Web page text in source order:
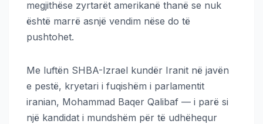
megjithëse zyrtarët amerikanë thanë se nuk
është marrë asnjë vendim nëse do të
pushtohet.
Me luftën SHBA-Izrael kundër Iranit në javën
e pestë, kryetari i fuqishëm i parlamentit
iranian, Mohammad Baqer Qalibaf — i parë si
një kandidat i mundshëm për të udhëhequr